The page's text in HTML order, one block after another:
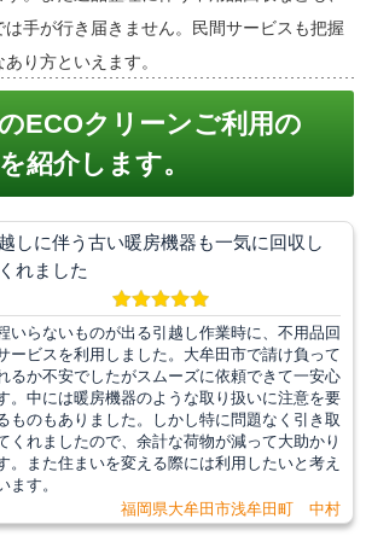
は手が行き届きません。民間サービスも把握
り方といえます。
ECOクリーンご利用の
紹介します。
しに伴う古い暖房機器も一気に回収し
れました
いらないものが出る引越し作業時に、不用品回
ービスを利用しました。大牟田市で請け負って
るか不安でしたがスムーズに依頼できて一安心
。中には暖房機器のような取り扱いに注意を要
ものもありました。しかし特に問題なく引き取
くれましたので、余計な荷物が減って大助かり
。また住まいを変える際には利用したいと考え
ます。
福岡県大牟田市浅牟田町 中村